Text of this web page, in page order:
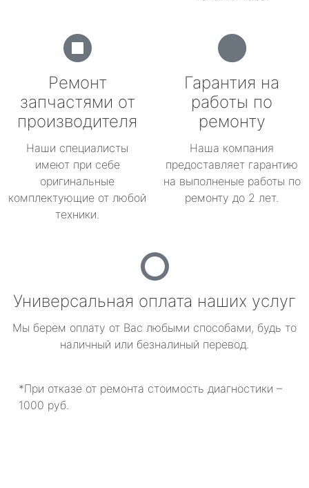
Ремонт
запчастями от
производителя
Наши специалисты
имеют при себе
оригинальные
комплектующие от любой
техники.
Гарантия на
работы по
ремонту
Наша компания
предоставляет гарантию
на выполненые работы по
ремонту до 2 лет.
Универсальная оплата наших услуг
Мы берем оплату от Вас любыми способами, будь то
наличный или безналиный перевод.
*При отказе от ремонта стоимость диагностики –
1000 руб.